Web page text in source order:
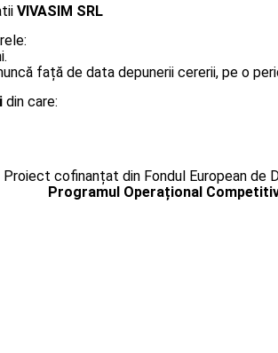
VIVASIM SRL
față de data depunerii cererii, pe o
din care:
Proiect cofinanțat din Fondul European de
Programul Operațional